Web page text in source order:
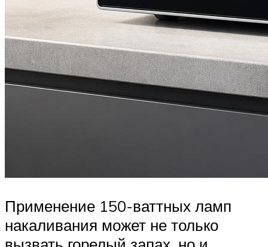
Применение 150-ваттных ламп
накаливания может не только